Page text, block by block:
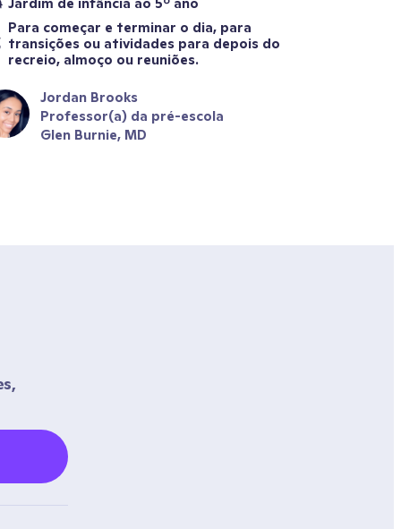
Para começar e terminar o dia, para
transições ou atividades para depois do
recreio, almoço ou reuniões.
Jordan Brooks
Professor(a) da pré-escola
Glen Burnie, MD